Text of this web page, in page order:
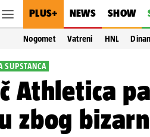
PLUS+ NEWS SHOW
Nogomet Vatreni HNL
SUPSTANCA
Athletica
zbog